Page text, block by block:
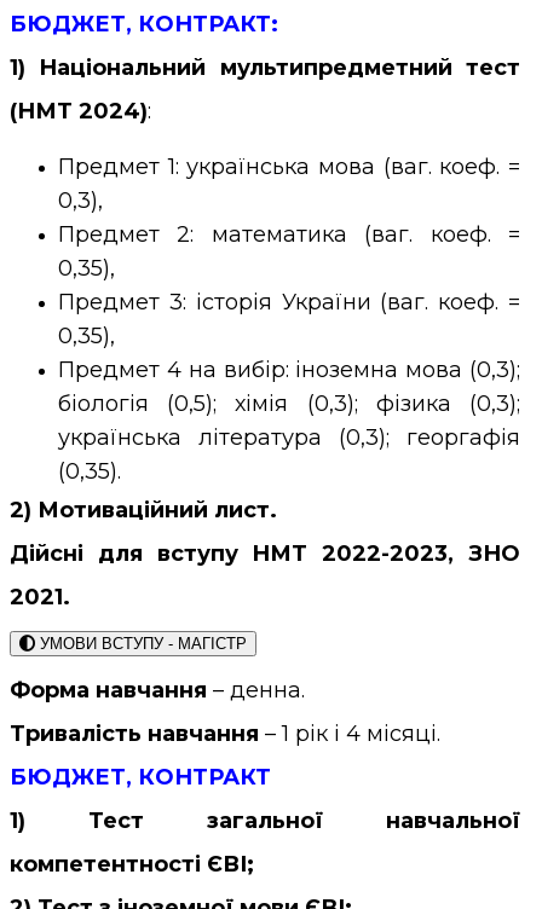
БЮДЖЕТ, КОНТРАКТ:
1) Національний мультипредметний тест
(НМТ 2024):
Предмет 1: українська мова (ваг. коеф. =
0,3),
Предмет 2: математика (ваг. коеф. =
0,35),
Предмет 3: історія України (ваг. коеф. =
0,35),
Предмет 4 на вибір: іноземна мова (0,3);
біологія (0,5); хімія (0,3); фізика (0,3);
українська література (0,3); георгафія
(0,35).
2) Мотиваційний лист.
Дійсні для вступу НМТ 2022-2023, ЗНО
2021.
УМОВИ ВСТУПУ - МАГІСТР
Форма навчання – денна.
Тривалість навчання – 1 рік і 4 місяці.
БЮДЖЕТ, КОНТРАКТ
1) Тест загальної навчальної
компетентності ЄВІ;